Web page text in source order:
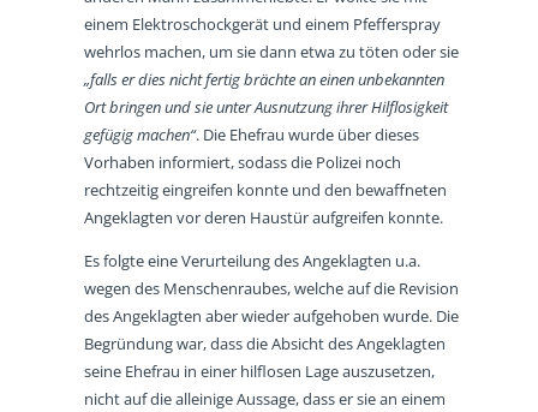
einem Elektroschockgerät und einem Pfefferspray
wehrlos machen, um sie dann etwa zu töten oder sie
„falls er dies nicht fertig brächte an einen unbekannten
Ort bringen und sie unter Ausnutzung ihrer Hilflosigkeit
gefügig machen“. Die Ehefrau wurde über dieses
Vorhaben informiert, sodass die Polizei noch
rechtzeitig eingreifen konnte und den bewaffneten
Angeklagten vor deren Haustür aufgreifen konnte.
Es folgte eine Verurteilung des Angeklagten u.a.
wegen des Menschenraubes, welche auf die Revision
des Angeklagten aber wieder aufgehoben wurde. Die
Begründung war, dass die Absicht des Angeklagten
seine Ehefrau in einer hilflosen Lage auszusetzen,
nicht auf die alleinige Aussage, dass er sie an einem